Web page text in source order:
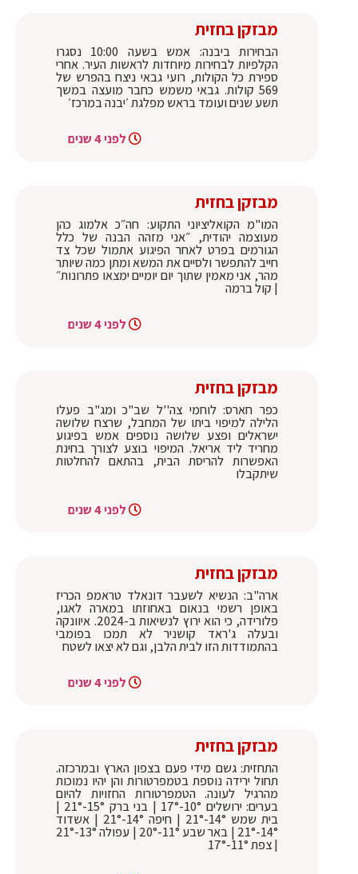
מבזקן בחזית
הבחירות ביבנה: אמש בשעה 10:00 נסגרו
הקלפיות לבחירות מיוחדות לראשות העיר. אחרי
ספירת כל הקולות, רועי גבאי ניצח בהפרש של
569 קולות. גבאי משמש כחבר מועצה במשך
תשע שנים ועומד בראש מפלגת ׳יבנה במרכז׳
לפני 4 שנים
מבזקן בחזית
המו"מ הקואליציוני התקוע: חה״כ אלמוג כהן
מעוצמה יהודית, ״אני מזהה הבנה של כלל
הגורמים בפרט לאחר הפיגוע אתמול שכל צד
חייב להתפשר ולסיים את המשא ומתן כמה שיותר
מהר, אני מאמין שתוך יום יומיים ימצאו פתרונות״
| קול ברמה
לפני 4 שנים
מבזקן בחזית
כפר חארס: לוחמי צה''ל שב"כ ומג"ב פעלו
הלילה למיפוי ביתו של המחבל, שרצח שלושה
ישראלים ופצע שלושה נוספים אמש בפיגוע
מחריד ליד אריאל. המיפוי בוצע לצורך בחינת
האפשרות להריסת הבית, בהתאם להחלטות
שיתקבלו
לפני 4 שנים
מבזקן בחזית
ארה"ב: הנשיא לשעבר דונאלד טראמפ הכריז
באופן רשמי בנאום באחוזתו במארה לאגו,
פלורידה, כי הוא ירוץ לנשיאות ב-2024. איוונקה
ובעלה ג'ראד קושניר לא תמכו בפומבי
בהתמודדות הזו לבית הלבן, וגם לא יצאו לשטח
לפני 4 שנים
מבזקן בחזית
התחזית: גשם מידי פעם בצפון הארץ ובמרכזה.
תחול ירידה נוספת בטמפרטורות והן יהיו נמוכות
מהרגיל לעונה. הטמפרטורות החזויות להיום
בערים: ירושלים 10°-17° | בני ברק 15°-21° |
בית שמש 14°-21° | חיפה 14°-21° | אשדוד
14°-21° | באר שבע 11°-20° | עפולה 13°-21°
| צפת 11°-17°